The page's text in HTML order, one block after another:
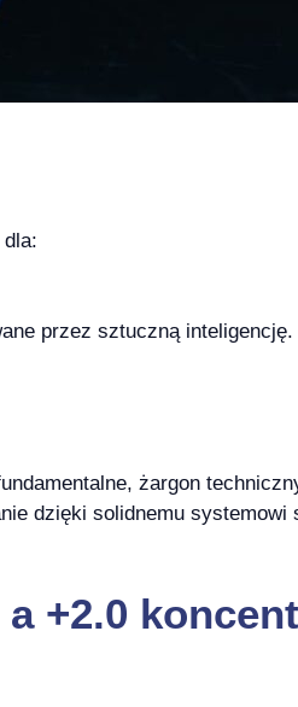
przez sztuczną inteligencję.
żargon
dzięki solidnemu systemowi
+2.0